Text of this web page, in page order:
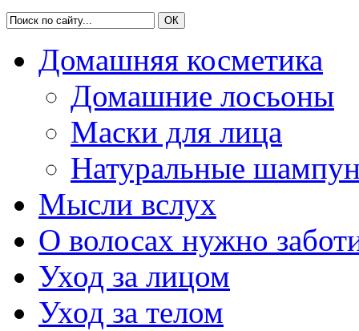
Домашняя косметика
Домашние лосьоны
Маски для лица
Натуральные
Мысли вслух
О волосах нужно
Уход за лицом
Уход за телом